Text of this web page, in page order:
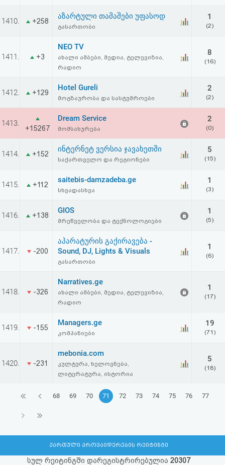
1410. +258
აზარტული თამაშები უფასოდ
გასართობი
1
(2)
1411. +3
NEO TV
ახალი ამბები, მედია, ტელევიზია,
რადიო
8
(16)
1412. +129
Hotel Gureli
მოგზაურობა და სასტუმროები
2
(2)
1413.
+15267
Dream Service
მომსახურება
2
(0)
1414. +152
ინტერნეტ ვერსია ჯავახეთში
საქართველო და რეგიონები
5
(15)
1415. +112
saitebis-damzadeba.ge
სხვადასხვა
1
(3)
1416. +138
GIOS
მრეწველობა და ტექნოლოგიები
1
(5)
1417. -200
აპარატურის გაქირავება -
Sound, DJ, Lights & Visuals
გასართობი
1
(6)
1418. -326
Narratives.ge
ახალი ამბები, მედია, ტელევიზია,
რადიო
1
(17)
1419. -155
Managers.ge
კომპანიები
19
(71)
1420. -231
mebonia.com
კულტურა, ხელოვნება,
ლიტერატურა, ისტორია
5
(18)
68 69 70 71 72 73 74 75 76 77
ქართული პროვაიდერების რეიტინგი
სულ რეიტინგში დარეგისტრირებულია 20307